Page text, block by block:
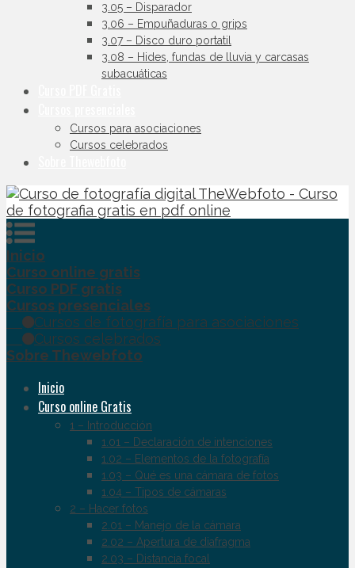
3.05 – Disparador
3.06 – Empuñaduras o grips
3.07 – Disco duro portatil
3.08 – Hides, fundas de lluvia y carcasas
subacuáticas
Cursos para asociaciones
Cursos celebrados
Inicio
Curso online gratis
Curso PDF gratis
Cursos presenciales
Cursos de fotografía para asociaciones
Cursos celebrados
Sobre Thewebfoto
Inicio
Curso online Gratis
1 – Introducción
1.01 – Declaración de intenciones
1.02 – Elementos de la fotografía
1.03 – Qué es una cámara de fotos
1.04 – Tipos de cámaras
2 – Hacer fotos
2.01 – Manejo de la cámara
2.02 – Apertura de diafragma
2.03 – Distancia focal